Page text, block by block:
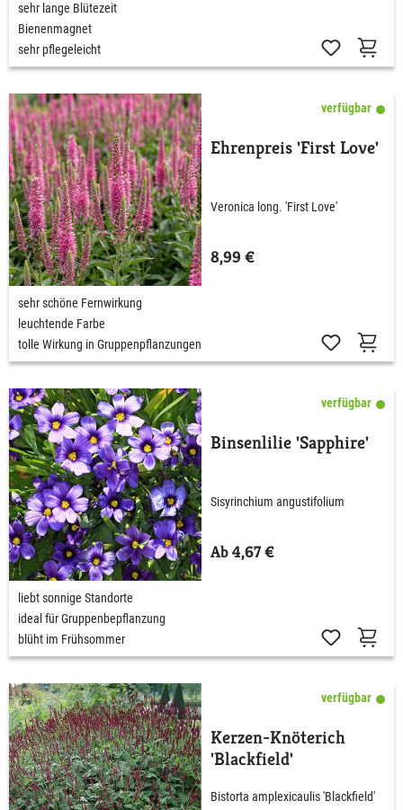
sehr lange Blütezeit
Bienenmagnet
sehr pflegeleicht
verfügbar
Ehrenpreis 'First Love'
Veronica long. 'First Love'
8,99 €
sehr schöne Fernwirkung
leuchtende Farbe
tolle Wirkung in Gruppenpflanzungen
verfügbar
Binsenlilie 'Sapphire'
Sisyrinchium angustifolium
Ab 4,67 €
liebt sonnige Standorte
ideal für Gruppenbepflanzung
blüht im Frühsommer
verfügbar
Kerzen-Knöterich
'Blackfield'
Bistorta amplexicaulis 'Blackfield'